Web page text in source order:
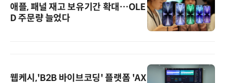
애플, 패널 재고 보유기간 확대…OLE
D 주문량 늘었다
웹케시,'B2B 바이브코딩' 플랫폼 'AX